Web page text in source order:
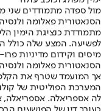
מול ספדה מתמודדים שני
הסנאטורית פאלומה
מתמודדת כנציגת הימין
לפשיעה. המצע שלה כולל
מיסים וקידום מדיניות
הסנאטורית פאלומה
אך המועמד שטרף את
המערכת הפוליטית של
לה אספריאלה. אספריאלה,